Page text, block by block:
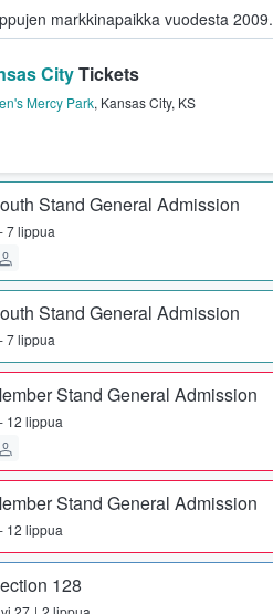
markkinapaikka vuodesta 2009.
ja myyvät lippuja
CityTickets
Mercy Park, Kansas City, KS
Stand General Admission
7 lippua
Stand General Admission
7 lippua
Stand General Admission
12 lippua
Stand General Admission
12 lippua
128